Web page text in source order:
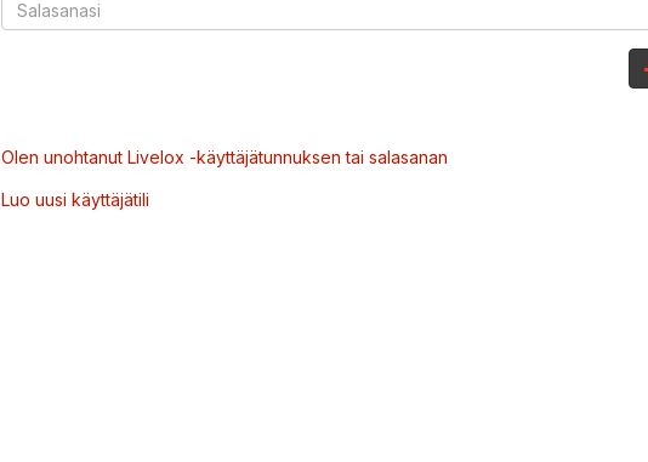
Olen unohtanut Livelox -käyttäjätunnuksen tai salasanan
Luo uusi käyttäjätili